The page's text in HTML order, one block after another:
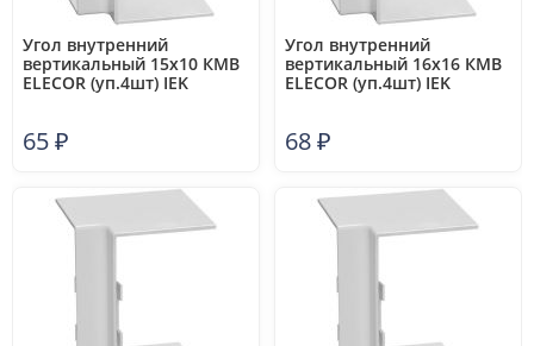
Угол внутренний
вертикальный 15х10 КМВ
ELECOR (уп.4шт) IEK
65₽
Угол внутренний
вертикальный 16х16 КМВ
ELECOR (уп.4шт) IEK
68₽